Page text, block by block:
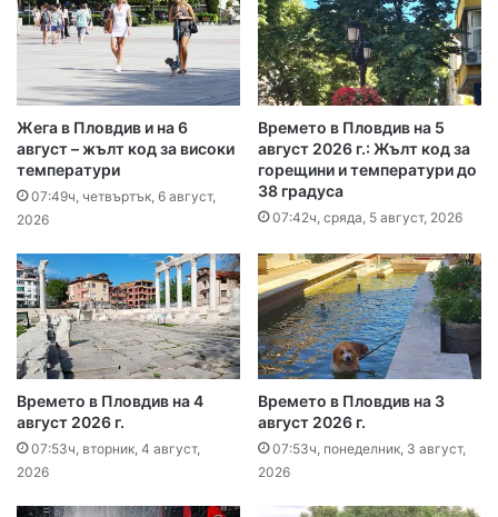
Жега в Пловдив и на 6
август – жълт код за високи
температури
07:49ч, четвъртък, 6 август,
2026
Времето в Пловдив на 5
август 2026 г.: Жълт код за
горещини и температури до
38 градуса
07:42ч, сряда, 5 август, 2026
Времето в Пловдив на 4
август 2026 г.
07:53ч, вторник, 4 август,
2026
Времето в Пловдив на 3
август 2026 г.
07:53ч, понеделник, 3 август,
2026